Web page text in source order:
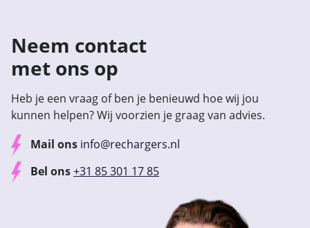
Neem contact
met ons op
Heb je een vraag of ben je benieuwd hoe wij jou
kunnen helpen? Wij voorzien je graag van advies.
Mail ons info@rechargers.nl
Bel ons+31 85 301 17 85